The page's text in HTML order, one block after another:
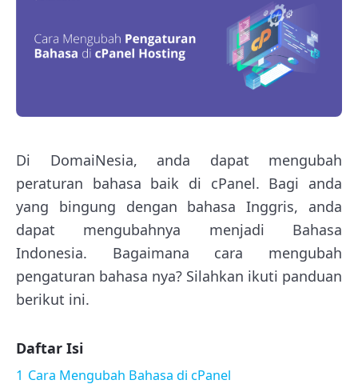
Di DomaiNesia, anda dapat mengubah
peraturan bahasa baik di cPanel. Bagi anda
yang bingung dengan bahasa Inggris, anda
dapat mengubahnya menjadi Bahasa
Indonesia. Bagaimana cara mengubah
pengaturan bahasa nya? Silahkan ikuti panduan
berikut ini.
Daftar Isi
1 Cara Mengubah Bahasa di cPanel